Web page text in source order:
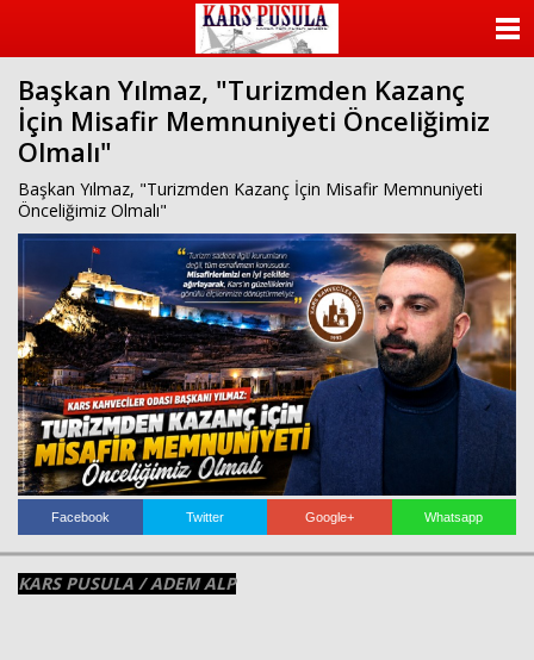
Başkan Yılmaz, "Turizmden Kazanç
İçin Misafir Memnuniyeti Önceliğimiz
Olmalı"
Başkan Yılmaz, "Turizmden Kazanç İçin Misafir Memnuniyeti
Önceliğimiz Olmalı"
Facebook Twitter Google+ Whatsapp
KARS PUSULA / ADEM ALP
KATEGORİLER
FOTO GALERİ
VİDEO GALERİ
KÜNYE